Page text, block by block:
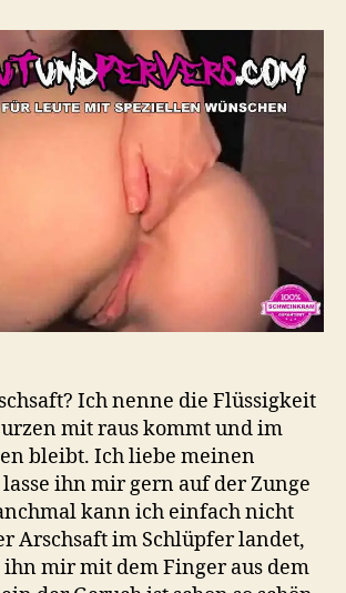
verdammt
lecker
Ich nenne die Flüssigkeit
mit raus kommt und im
bleibt. Ich liebe meinen
ihn mir gern auf der Zunge
kann ich einfach nicht
Arschsaft im Schlüpfer landet,
mir mit dem Finger aus dem